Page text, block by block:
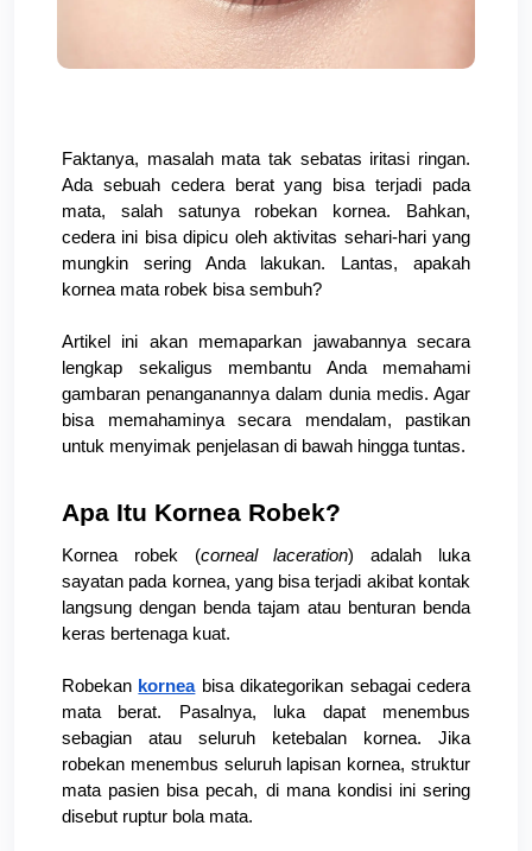
Faktanya, masalah mata tak sebatas iritasi ringan.
Ada sebuah cedera berat yang bisa terjadi pada
mata, salah satunya robekan kornea. Bahkan,
cedera ini bisa dipicu oleh aktivitas sehari-hari yang
mungkin sering Anda lakukan. Lantas, apakah
kornea mata robek bisa sembuh?
Artikel ini akan memaparkan jawabannya secara
lengkap sekaligus membantu Anda memahami
gambaran penanganannya dalam dunia medis. Agar
bisa memahaminya secara mendalam, pastikan
untuk menyimak penjelasan di bawah hingga tuntas.
Apa Itu Kornea Robek?
Kornea robek (corneal laceration) adalah luka
sayatan pada kornea, yang bisa terjadi akibat kontak
langsung dengan benda tajam atau benturan benda
keras bertenaga kuat.
Robekan kornea bisa dikategorikan sebagai cedera
mata berat. Pasalnya, luka dapat menembus
sebagian atau seluruh ketebalan kornea. Jika
robekan menembus seluruh lapisan kornea, struktur
mata pasien bisa pecah, di mana kondisi ini sering
disebut ruptur bola mata.